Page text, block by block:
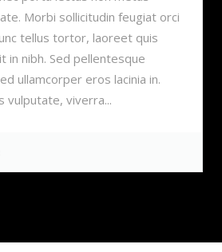
Morbi sollicitudin feugiat orci
tellus tortor, laoreet quis
in nibh. Sed pellentesque
ullamcorper eros lacinia in.
vulputate, viverra...